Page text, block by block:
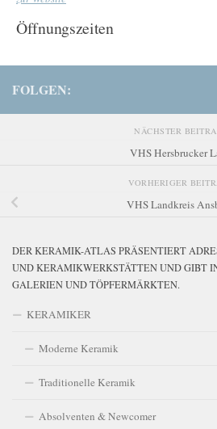
Öffnungszeiten
FOLGEN:
NÄCHSTER
VHS Hersbrucker
VORHERIGER
VHS Landkreis
DER KERAMIK-ATLAS PRÄSENTIERT
UND KERAMIKWERKSTÄTTEN UND GIBT
GALERIEN UND TÖPFERMÄRKTEN.
KERAMIKER
Moderne Keramik
Traditionelle Keramik
Absolventen & Newcomer